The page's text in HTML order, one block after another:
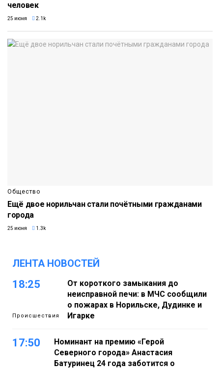
человек
25 июня 2.1k
Общество
Ещё двое норильчан стали почётными гражданами
города
25 июня 1.3k
ЛЕНТА НОВОСТЕЙ
18:25
Происшествия
От короткого замыкания до
неисправной печи: в МЧС сообщили
о пожарах в Норильске, Дудинке и
Игарке
17:50
Номинант на премию «Герой
Северного города» Анастасия
Батуринец 24 года заботится о